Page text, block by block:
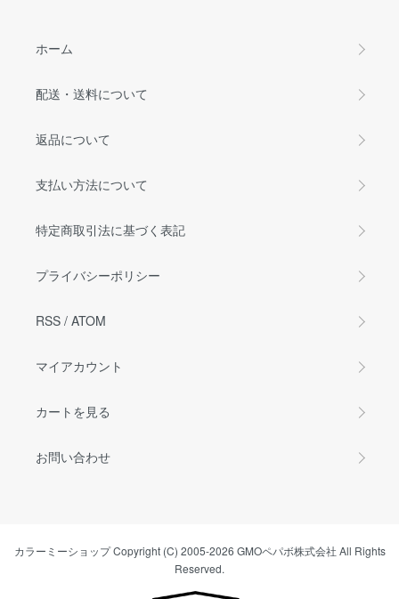
ホーム
配送・送料について
返品について
支払い方法について
特定商取引法に基づく表記
プライバシーポリシー
RSS / ATOM
マイアカウント
カートを見る
お問い合わせ
カラーミーショップCopyright (C) 2005-2026 GMOペパボ株式会社 All Rights
Reserved.